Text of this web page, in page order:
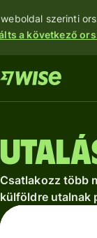
szerinti
a következő
Csatlakozz több
külföldre utalnak